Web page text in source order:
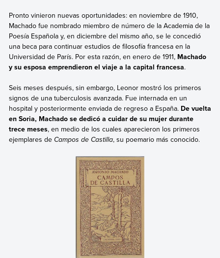
Pronto vinieron nuevas oportunidades: en noviembre de 1910,
Machado fue nombrado miembro de número de la Academia de la
Poesía Española y, en diciembre del mismo año, se le concedió
una beca para continuar estudios de filosofía francesa en la
Universidad de París. Por esta razón, en enero de 1911, Machado
y su esposa emprendieron el viaje a la capital francesa.
Seis meses después, sin embargo, Leonor mostró los primeros
signos de una tuberculosis avanzada. Fue internada en un
hospital y posteriormente enviada de regreso a España. De vuelta
en Soria, Machado se dedicó a cuidar de su mujer durante
trece meses, en medio de los cuales aparecieron los primeros
ejemplares de Campos de Castilla, su poemario más conocido.